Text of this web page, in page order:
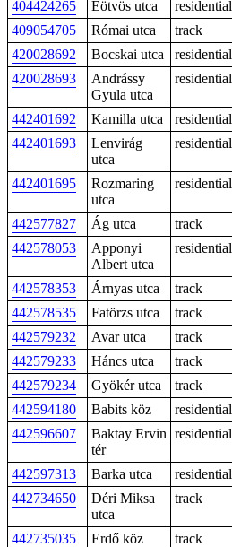
404424265 Eötvös utca residential
409054705
Római utca track
420028692
Bocskai utca residential
420028693
Andrássy
Gyula utca
residential
442401692 Kamilla utca
residential
442401693
Lenvirág
utca
residential
442401695
Rozmaring
utca
residential
442577827 Ág utca
track
442578053
Apponyi
Albert utca
residential
442578353 Árnyas utca
track
442578535
Fatörzs utca
track
442579232
Avar utca
track
442579233
Háncs utca
track
442579234
Gyökér utca
track
442594180
Babits köz
residential
442596607
Baktay Ervin
tér
residential
442597313 Barka utca
residential
442734650
Déri Miksa
utca
track
442735035 Erdő köz
track